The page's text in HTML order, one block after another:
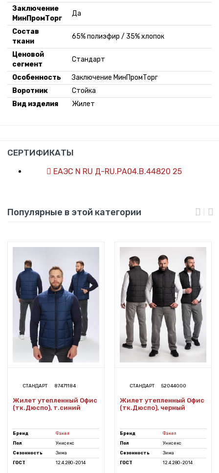
Заключение
МинПромТорг
Да
Состав
ткани
65% полиэфир / 35% хлопок
Ценовой
сегмент
Стандарт
Особенность
Заключение МинПромТорг
Воротник
Стойка
Вид изделия
Жилет
СЕРТИФИКАТЫ
ЕАЭС N RU Д-RU.РА04.В.44820 25
Популярные в этой категории
СТАНДАРТ 87471184
Жилет утепленный Офис
(тк.Дюспо), т.синий
Бренд
Факел
Пол
Унисекс
Сезонность
Зима
ГОСТ
12.4.280-2014
СТАНДАРТ 52044000
Жилет утепленный Офис
(тк.Дюспо), черный
Бренд
Факел
Пол
Унисекс
Сезонность
Зима
ГОСТ
12.4.280-2014